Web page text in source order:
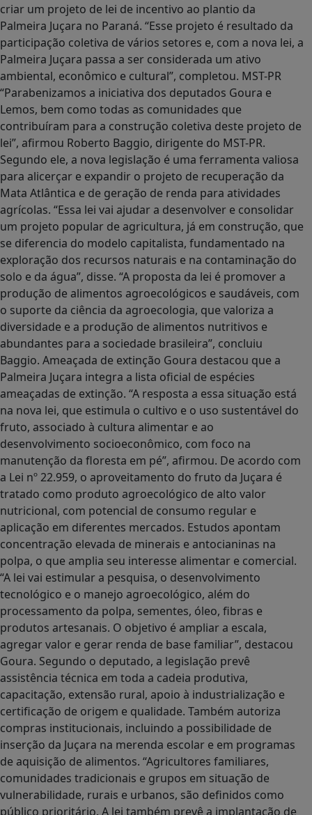
criar um projeto de lei de incentivo ao plantio da
Palmeira Juçara no Paraná. “Esse projeto é resultado da
participação coletiva de vários setores e, com a nova lei, a
Palmeira Juçara passa a ser considerada um ativo
ambiental, econômico e cultural”, completou. MST-PR
“Parabenizamos a iniciativa dos deputados Goura e
Lemos, bem como todas as comunidades que
contribuíram para a construção coletiva deste projeto de
lei”, afirmou Roberto Baggio, dirigente do MST-PR.
Segundo ele, a nova legislação é uma ferramenta valiosa
para alicerçar e expandir o projeto de recuperação da
Mata Atlântica e de geração de renda para atividades
agrícolas. “Essa lei vai ajudar a desenvolver e consolidar
um projeto popular de agricultura, já em construção, que
se diferencia do modelo capitalista, fundamentado na
exploração dos recursos naturais e na contaminação do
solo e da água”, disse. “A proposta da lei é promover a
produção de alimentos agroecológicos e saudáveis, com
o suporte da ciência da agroecologia, que valoriza a
diversidade e a produção de alimentos nutritivos e
abundantes para a sociedade brasileira”, concluiu
Baggio. Ameaçada de extinção Goura destacou que a
Palmeira Juçara integra a lista oficial de espécies
ameaçadas de extinção. “A resposta a essa situação está
na nova lei, que estimula o cultivo e o uso sustentável do
fruto, associado à cultura alimentar e ao
desenvolvimento socioeconômico, com foco na
manutenção da floresta em pé”, afirmou. De acordo com
a Lei nº 22.959, o aproveitamento do fruto da Juçara é
tratado como produto agroecológico de alto valor
nutricional, com potencial de consumo regular e
aplicação em diferentes mercados. Estudos apontam
concentração elevada de minerais e antocianinas na
polpa, o que amplia seu interesse alimentar e comercial.
“A lei vai estimular a pesquisa, o desenvolvimento
tecnológico e o manejo agroecológico, além do
processamento da polpa, sementes, óleo, fibras e
produtos artesanais. O objetivo é ampliar a escala,
agregar valor e gerar renda de base familiar”, destacou
Goura. Segundo o deputado, a legislação prevê
assistência técnica em toda a cadeia produtiva,
capacitação, extensão rural, apoio à industrialização e
certificação de origem e qualidade. Também autoriza
compras institucionais, incluindo a possibilidade de
inserção da Juçara na merenda escolar e em programas
de aquisição de alimentos. “Agricultores familiares,
comunidades tradicionais e grupos em situação de
vulnerabilidade, rurais e urbanos, são definidos como
público prioritário. A lei também prevê a implantação de